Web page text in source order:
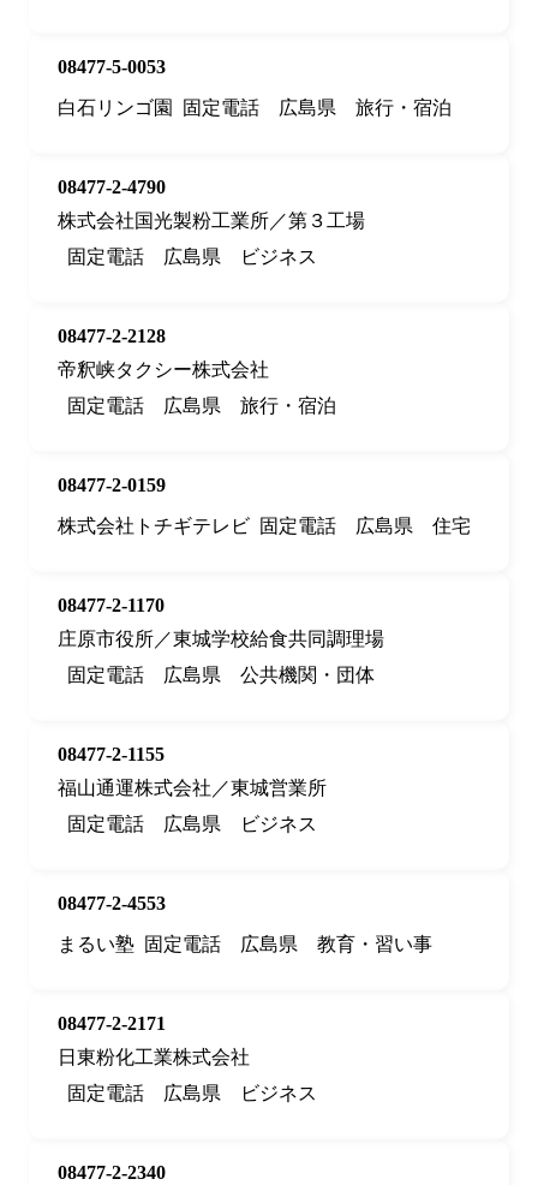
08477-5-0053
白石リンゴ園
固定電話 広島県 旅行・宿泊
08477-2-4790
株式会社国光製粉工業所／第３工場
固定電話
広島県 ビジネス
08477-2-2128
帝釈峡タクシー株式会社
固定電話
広島県 旅行・宿泊
08477-2-0159
株式会社トチギテレビ 固定電話 広島県 住宅
08477-2-1170
庄原市役所／東城学校給食共同調理場
固定電話
広島県 公共機関・団体
08477-2-1155
福山通運株式会社／東城営業所
固定電話
広島県 ビジネス
08477-2-4553
まるい塾 固定電話 広島県 教育・習い事
08477-2-2171
日東粉化工業株式会社
固定電話
広島県 ビジネス
08477-2-2340